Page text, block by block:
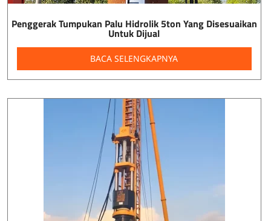
Penggerak Tumpukan Palu Hidrolik 5ton Yang Disesuaikan
Untuk Dijual
BACA SELENGKAPNYA